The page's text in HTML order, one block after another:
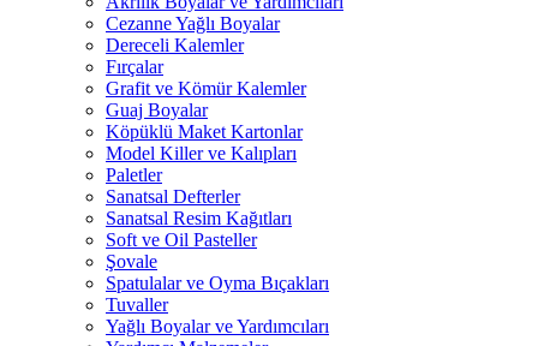
Cezanne Yağlı Boyalar
Dereceli Kalemler
Fırçalar
Grafit ve Kömür Kalemler
Guaj Boyalar
Köpüklü Maket Kartonlar
Model Killer ve Kalıpları
Paletler
Sanatsal Defterler
Sanatsal Resim Kağıtları
Soft ve Oil Pasteller
Şovale
Spatulalar ve Oyma Bıçakları
Tuvaller
Yağlı Boyalar ve Yardımcıları